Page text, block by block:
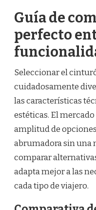
Guía de
perfecto
Seleccionar el
cuidadosamente
las características
estéticas. El
amplitud de
abrumadora sin una
comparar
adapta mejor a las
cada tipo de viajero.